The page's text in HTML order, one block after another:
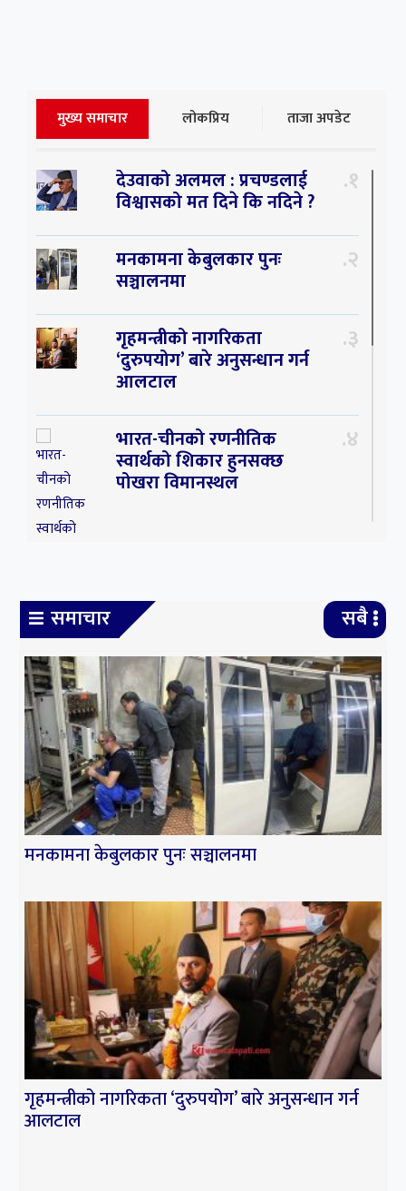
मुख्य समाचार लोकप्रिय ताजा अपडेट
देउवाको अलमल : प्रचण्डलाई
विश्वासको मत दिने कि नदिने ?
१
मनकामना केबुलकार पुनः
सञ्चालनमा
२
गृहमन्त्रीको नागरिकता
‘दुरुपयोग’ बारे अनुसन्धान गर्न
आलटाल
३
भारत-चीनको रणनीतिक
स्वार्थको शिकार हुनसक्छ
पोखरा विमानस्थल
४
बीबीएस चौथो वर्षको
उत्तरपुस्तिका हराएको भन्दै एक
वर्षपछि पुनः परीक्षा
५
सर्वोच्चमा सुनुवाइ : लामिछानेको
सांसद पद खारेज हुने कानुन
व्यवसायीहरुको तर्क
६
तय गर्न सर्वदलीय बैठक
समाचार सबै
मनकामना केबुलकार पुनः सञ्चालनमा
गृहमन्त्रीको नागरिकता ‘दुरुपयोग’ बारे अनुसन्धान गर्न
आलटाल